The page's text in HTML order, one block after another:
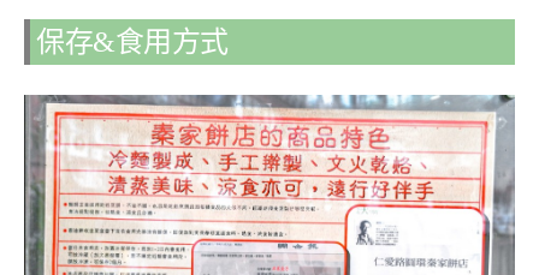
保存&食用方式